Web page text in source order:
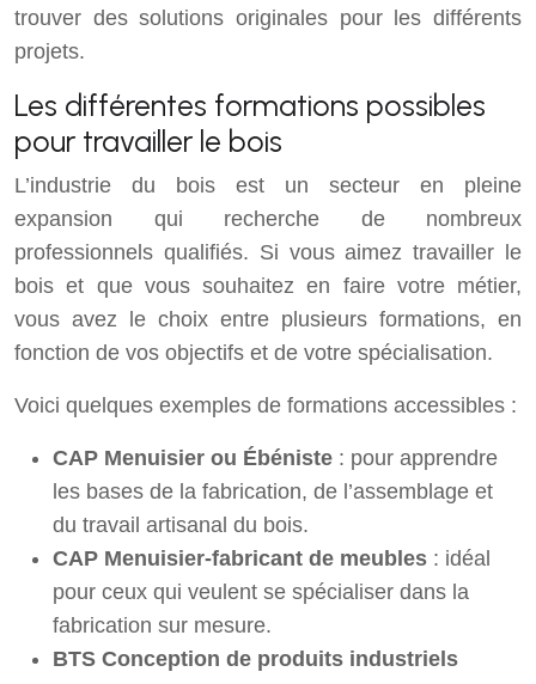
trouver des solutions originales pour les différents
projets.
Les différentes formations possibles
pour travailler le bois
L’industrie du bois est un secteur en pleine
expansion qui recherche de nombreux
professionnels qualifiés. Si vous aimez travailler le
bois et que vous souhaitez en faire votre métier,
vous avez le choix entre plusieurs formations, en
fonction de vos objectifs et de votre spécialisation.
Voici quelques exemples de formations accessibles :
CAP Menuisier ou Ébéniste : pour apprendre
les bases de la fabrication, de l’assemblage et
du travail artisanal du bois.
CAP Menuisier-fabricant de meubles : idéal
pour ceux qui veulent se spécialiser dans la
fabrication sur mesure.
BTS Conception de produits industriels